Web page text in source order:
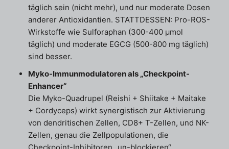
täglich sein (nicht mehr), und nur moderate Dosen
anderer Antioxidantien. STATTDESSEN: Pro-ROS-
Wirkstoffe wie Sulforaphan (300-400 µmol
täglich) und moderate EGCG (500-800 mg täglich)
sind besser.
Myko-Immunmodulatoren als „Checkpoint-
Enhancer“
Die Myko-Quadrupel (Reishi + Shiitake + Maitake
+ Cordyceps) wirkt synergistisch zur Aktivierung
von dendritischen Zellen, CD8+ T-Zellen, und NK-
Zellen, genau die Zellpopulationen, die